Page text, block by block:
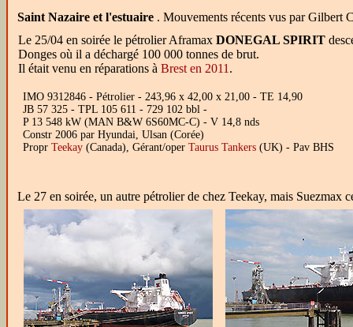
Saint Nazaire et l'estuaire . Mouvements récents vus par Gilbert
Le 25/04 en soirée le pétrolier Aframax DONEGAL SPIRIT
Donges où il a déchargé 100 000 tonnes de brut.
Il était venu en réparations à Brest en 2011 .
IMO 9312846 - Pétrolier - 243,96 x 42,00 x 21,00 - TE 14,90
JB 57 325 - TPL 105 611 - 729 102 bbl -
P 13 548 kW (MAN B&W 6S60MC-C) - V 14,8 nds
Constr 2006 par Hyundai, Ulsan (Corée)
Propr Teekay (Canada), Gérant/oper Taurus Tankers (UK) - Pav BHS
Le 27 en soirée, un autre pétrolier de chez Teekay, mais